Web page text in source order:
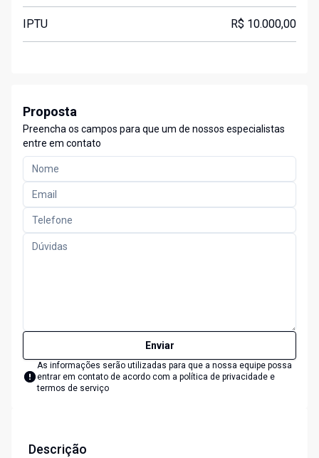
IPTU R$ 10.000,00
Proposta
Preencha os campos para que um de nossos especialistas
entre em contato
Enviar
As informações serão utilizadas para que a nossa equipe possa
entrar em contato de acordo com a política de privacidade e
termos de serviço
Descrição